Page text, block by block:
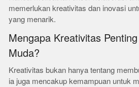
memerlukan kreativitas dan inovasi
yang menarik.
Mengapa Kreativitas
Muda?
Kreativitas bukan hanya tentang
ia juga mencakup kemampuan untuk